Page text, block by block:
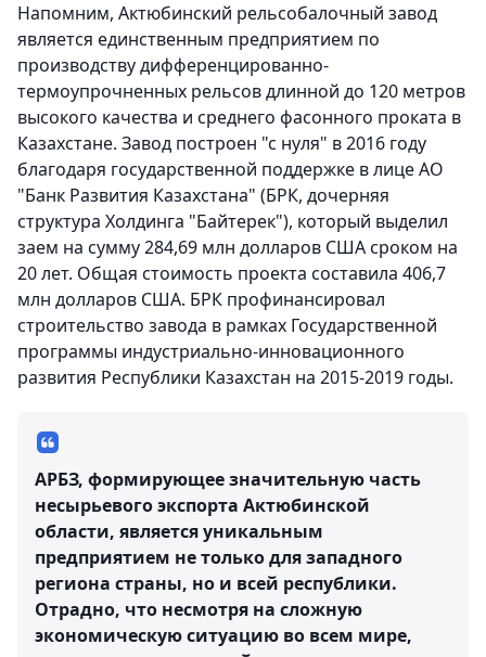
Напомним, Актюбинский рельсобалочный завод
является единственным предприятием по
производству дифференцированно-
термоупрочненных рельсов длинной до 120 метров
высокого качества и среднего фасонного проката в
Казахстане. Завод построен "с нуля" в 2016 году
благодаря государственной поддержке в лице АО
"Банк Развития Казахстана" (БРК, дочерняя
структура Холдинга "Байтерек"), который выделил
заем на сумму 284,69 млн долларов США сроком на
20 лет. Общая стоимость проекта составила 406,7
млн долларов США. БРК профинансировал
строительство завода в рамках Государственной
программы индустриально-инновационного
развития Республики Казахстан на 2015-2019 годы.
АРБЗ, формирующее значительную часть
несырьевого экспорта Актюбинской
области, является уникальным
предприятием не только для западного
региона страны, но и всей республики.
Отрадно, что несмотря на сложную
экономическую ситуацию во всем мире,